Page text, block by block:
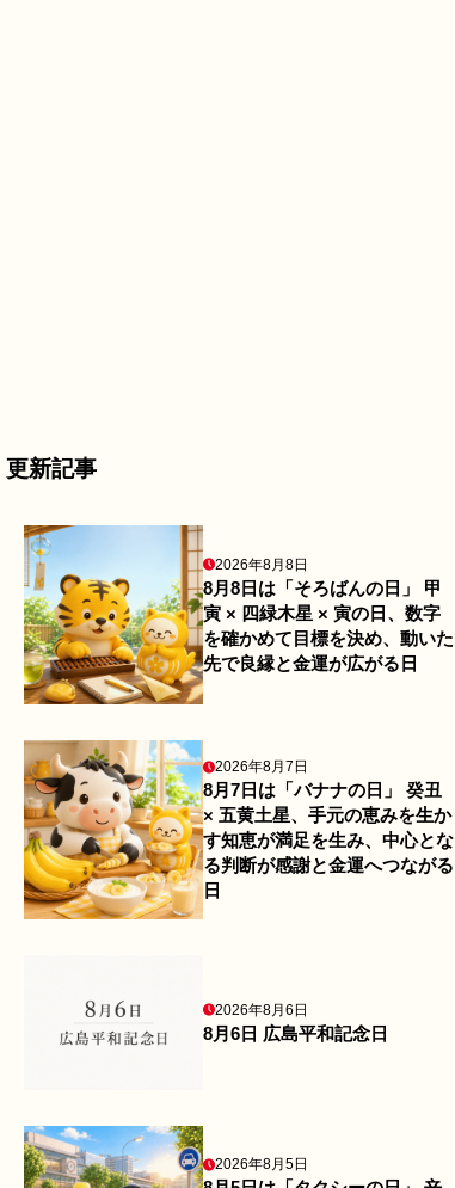
更新記事
2026年8月8日
8月8日は「そろばんの日」 甲
寅 × 四緑木星 × 寅の日、数字
を確かめて目標を決め、動いた
先で良縁と金運が広がる日
2026年8月7日
8月7日は「バナナの日」 癸丑
× 五黄土星、手元の恵みを生か
す知恵が満足を生み、中心とな
る判断が感謝と金運へつながる
日
2026年8月6日
8月6日 広島平和記念日
2026年8月5日